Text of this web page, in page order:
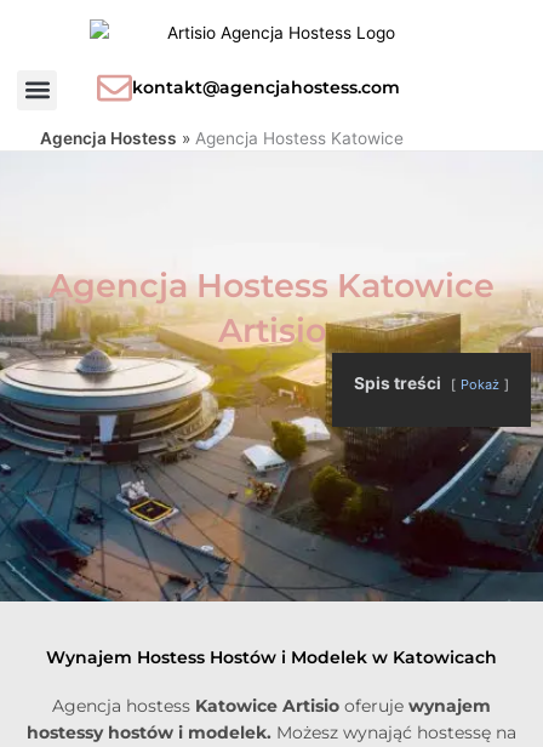
kontakt@agencjahostess.com
Agencja Hostess »Agencja Hostess Katowice
Agencja Hostess Katowice
Artisio
Spis treści Pokaż
Wynajem Hostess Hostów i Modelek w Katowicach
Agencja hostess Katowice Artisio oferuje wynajem
hostessy hostów i modelek. Możesz wynająć hostessę na